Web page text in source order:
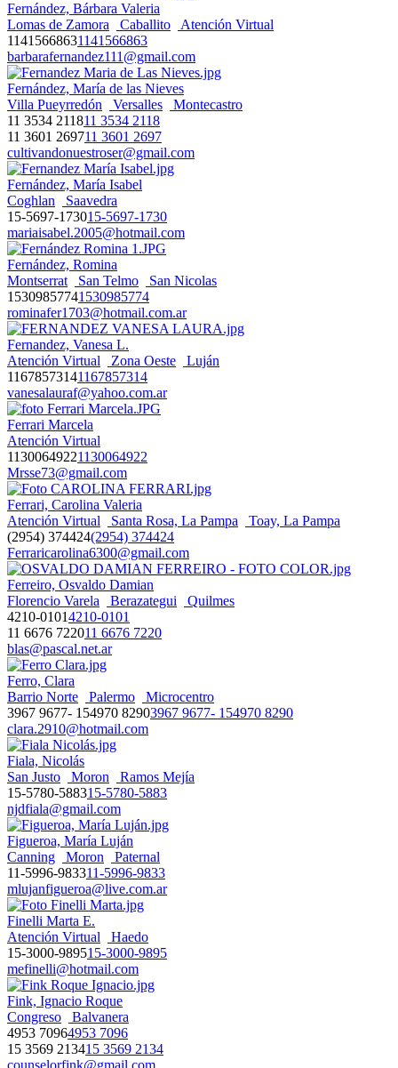
Fernández, Bárbara Valeria
Lomas de Zamora
Caballito
Atención Virtual
11415668631141566863
barbarafernandez111@gmail.com
Fernández, María de las Nieves
Villa Pueyrredón
Versalles
Montecastro
11 3534 211811 3534 2118
11 3601 269711 3601 2697
cultivandonuestroser@gmail.com
Fernández, María Isabel
Coghlan
Saavedra
15-5697-173015-5697-1730
mariaisabel.2005@hotmail.com
Fernández, Romina
Montserrat
San Telmo
San Nicolas
15309857741530985774
rominafer1703@hotmail.com.ar
Fernandez, Vanesa L.
Atención Virtual
Zona Oeste
Luján
11678573141167857314
vanesalauraf@yahoo.com.ar
Ferrari Marcela
Atención Virtual
11300649221130064922
Mrsse73@gmail.com
Ferrari, Carolina Valeria
Atención Virtual
Santa Rosa, La Pampa
Toay, La Pampa
(2954) 374424(2954) 374424
Ferraricarolina6300@gmail.com
Ferreiro, Osvaldo Damian
Florencio Varela
Berazategui
Quilmes
4210-01014210-0101
11 6676 722011 6676 7220
blas@pascal.net.ar
Ferro, Clara
Barrio Norte
Palermo
Microcentro
3967 9677- 154970 82903967 9677- 154970 8290
clara.2910@hotmail.com
Fiala, Nicolás
San Justo
Moron
Ramos Mejía
15-5780-588315-5780-5883
njdfiala@gmail.com
Figueroa, María Luján
Canning
Moron
Paternal
11-5996-983311-5996-9833
mlujanfigueroa@live.com.ar
Finelli Marta E.
Atención Virtual
Haedo
15-3000-989515-3000-9895
mefinelli@hotmail.com
Fink, Ignacio Roque
Congreso
Balvanera
4953 70964953 7096
15 3569 213415 3569 2134